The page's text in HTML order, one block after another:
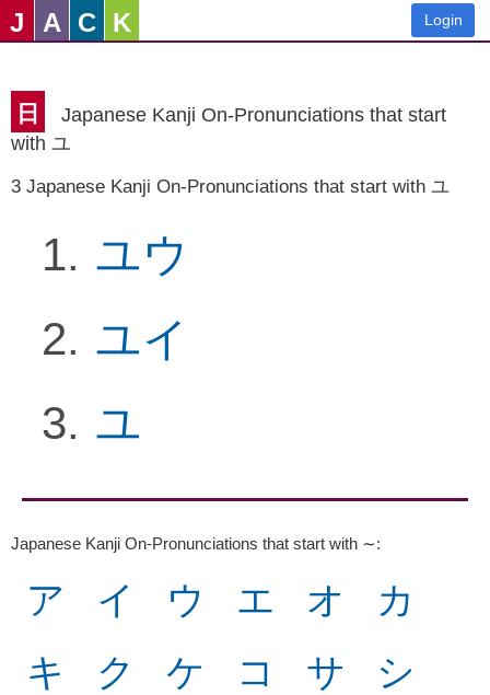
J A C K Login
日
Japanese Kanji On-Pronunciations that start
with ユ
3 Japanese Kanji On-Pronunciations that start with ユ
ユウ
ユイ
ユ
Japanese Kanji On-Pronunciations that start with ∼:
ア イ ウ エ オ
カ
キ
ク ケ コ サ
シ